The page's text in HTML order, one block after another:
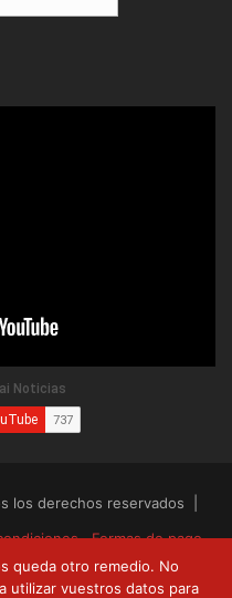
los derechos reservados |
Formas de pago
queda otro remedio. No
utilizar vuestros datos para